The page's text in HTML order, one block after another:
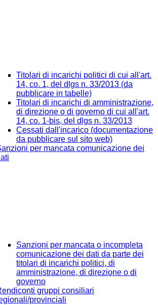
Titolari di incarichi politici di cui all'art.
14, co. 1, del dlgs n. 33/2013 (da
pubblicare in tabelle)
Titolari di incarichi di amministrazione,
di direzione o di governo di cui all'art.
14, co. 1-bis, del dlgs n. 33/2013
Cessati dall'incarico (documentazione
da pubblicare sul sito web)
per mancata comunicazione dei
Sanzioni per mancata o incompleta
comunicazione dei dati da parte dei
titolari di incarichi politici, di
amministrazione, di direzione o di
governo
gruppi consiliari
provinciali